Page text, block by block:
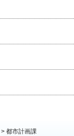
> 都市計画課